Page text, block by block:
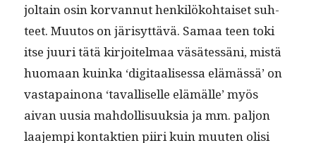
joltain osin kor­van­nut henkilöko­htaiset suh­
teet. Muu­tos on järisyt­tävä. Samaa teen toki
itse juuri tätä kir­joitel­maa väsätessäni, mis­tä
huo­maan kuin­ka ‘dig­i­taalises­sa elämässä’ on
vastapain­ona ‘taval­liselle elämälle’ myös
aivan uusia mah­dol­lisuuk­sia ja mm. paljon
laa­jem­pi kon­tak­tien piiri kuin muuten olisi